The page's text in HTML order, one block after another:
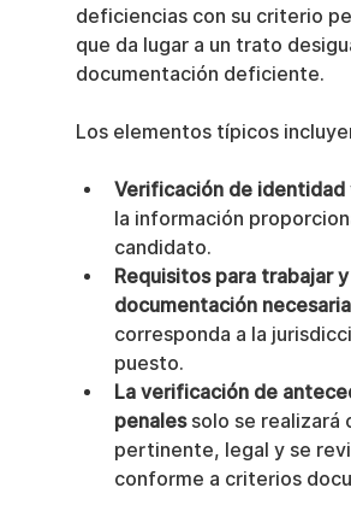
deficiencias con su criterio
que da lugar a un trato
documentación deficiente.
Los elementos típicos
Verificación de identidad
la información
candidato.
Requisitos para trabajar y
documentación
corresponda a la
puesto.
La verificación de
penales solo se realizará
pertinente, legal y se
conforme a criterios